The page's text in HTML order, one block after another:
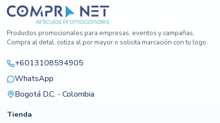
Productos promocionales para empresas, eventos y campañas.
Compra al detal, cotiza al por mayor o solicita marcación con tu logo.
+6013108594905
WhatsApp
Bogotá D.C. - Colombia
Tienda